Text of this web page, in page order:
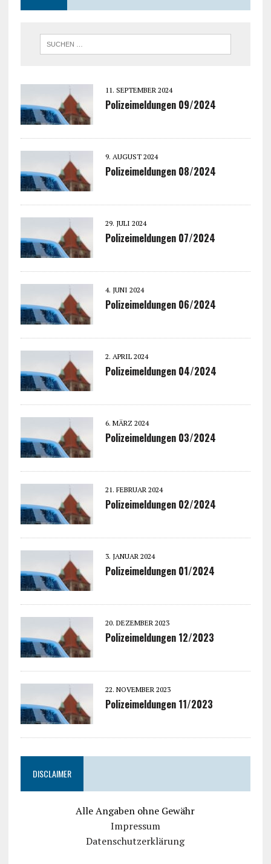
11. SEPTEMBER 2024
Polizeimeldungen 09/2024
9. AUGUST 2024
Polizeimeldungen 08/2024
29. JULI 2024
Polizeimeldungen 07/2024
4. JUNI 2024
Polizeimeldungen 06/2024
2. APRIL 2024
Polizeimeldungen 04/2024
6. MÄRZ 2024
Polizeimeldungen 03/2024
21. FEBRUAR 2024
Polizeimeldungen 02/2024
3. JANUAR 2024
Polizeimeldungen 01/2024
20. DEZEMBER 2023
Polizeimeldungen 12/2023
22. NOVEMBER 2023
Polizeimeldungen 11/2023
DISCLAIMER
Alle Angaben ohne Gewähr
Impressum
Datenschutzerklärung